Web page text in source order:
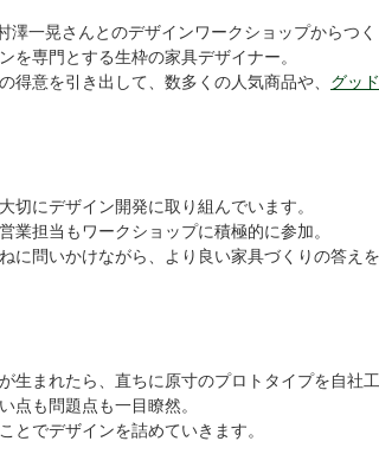
澤一晃さんとのデザインワークショップからつ
専門とする生枠の家具デザイナー。
意を引き出して、数多くの人気商品や、 グッ
にデザイン開発に取り組んでいます。
担当もワークショップに積極的に参加。
問いかけながら、より良い家具づくりの答えを
まれたら、直ちに原寸のプロトタイプを自社
も問題点も一目瞭然。
でデザインを詰めていきます。